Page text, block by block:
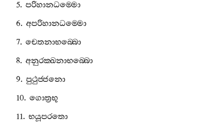
5. පරිහානධම‍්මො
6. අපරිහානධම‍්මො
7. චෙතනාභබ‍්බො
8. අනුරක‍්ඛනාභබ‍්බො
9. පුථුජ‍්ජනො
10. ගොත්‍රභූ
11. භයූපරතො